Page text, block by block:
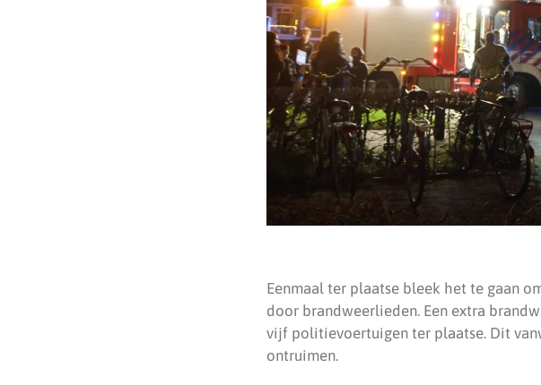
Eenmaal ter plaatse bleek het te gaan
door brandweerlieden. Een extra
vijf politievoertuigen ter plaatse. Dit
ontruimen.